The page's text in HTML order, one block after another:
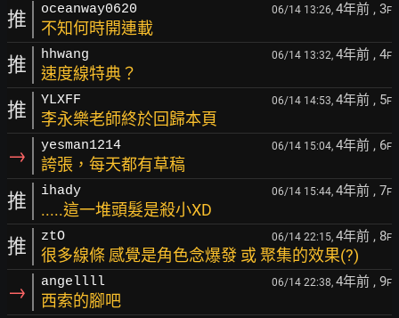
推 oceanway0620 06/14 13:26, 4年前 , 3F
不知何時開連載
推 hhwang 06/14 13:32, 4年前 , 4F
速度線特典？
推 YLXFF 06/14 14:53, 4年前 , 5F
李永樂老師終於回歸本頁
→ yesman1214 06/14 15:04, 4年前 , 6F
誇張，每天都有草稿
推 ihady 06/14 15:44, 4年前 , 7F
.....這一堆頭髮是殺小XD
推 ztO 06/14 22:15, 4年前 , 8F
很多線條 感覺是角色念爆發 或 聚集的效果(?)
→ angellll 06/14 22:38, 4年前 , 9F
西索的腳吧